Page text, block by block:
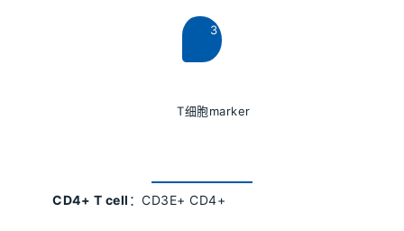
3
T细胞marker
CD4+ T cell ：CD3E+ CD4+